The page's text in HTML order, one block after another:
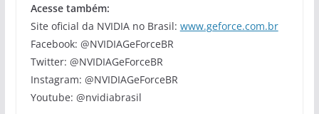
Acesse também:
Site oficial da NVIDIA no Brasil: www.geforce.com.br
Facebook: @NVIDIAGeForceBR
Twitter: @NVIDIAGeForceBR
Instagram: @NVIDIAGeForceBR
Youtube: @nvidiabrasil